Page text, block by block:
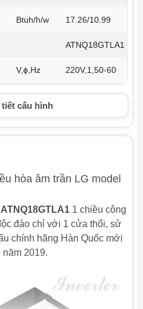
Btuh/h/w 17.26/10.99
ATNQ18GTLA1
V,ɸ,Hz 220V,1,50-60
CMM 16.0/14.0/12.0
kg 14.5
mm 6.35
mm
tiết cấu hình
hòa âm trần LG model
ATNQ18GTLA1 1 chiều công
đáo chỉ với 1 cửa thổi, sử
chính hãng Hàn Quốc mới
2019.